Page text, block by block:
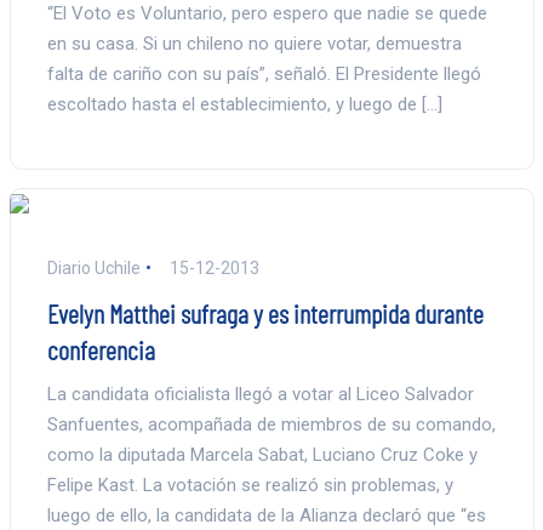
“El Voto es Voluntario, pero espero que nadie se quede
en su casa. Si un chileno no quiere votar, demuestra
falta de cariño con su país”, señaló. El Presidente llegó
escoltado hasta el establecimiento, y luego de […]
Diario Uchile 15-12-2013
Evelyn Matthei sufraga y es interrumpida durante
conferencia
La candidata oficialista llegó a votar al Liceo Salvador
Sanfuentes, acompañada de miembros de su comando,
como la diputada Marcela Sabat, Luciano Cruz Coke y
Felipe Kast. La votación se realizó sin problemas, y
luego de ello, la candidata de la Alianza declaró que “es